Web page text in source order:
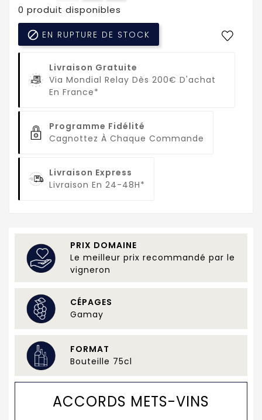
0 produit disponibles
 EN RUPTURE DE STOCK
Livraison Gratuite
Via Mondial Relay Dès 200€ D'achat
En France*
Programme Fidélité
Cagnottez À Chaque Commande
Livraison Express
Livraison En 24-48H*
PRIX DOMAINE
Le meilleur prix recommandé par le
vigneron
CÉPAGES
Gamay
FORMAT
Bouteille 75cl
ACCORDS METS-VINS